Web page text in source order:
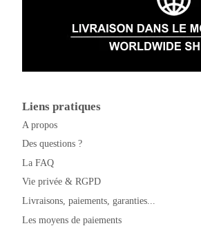
Liens pratiques
A propos
Des questions ?
La FAQ
Vie privée & RGPD
Livraisons, paiements, garanties...
Les moyens de paiements